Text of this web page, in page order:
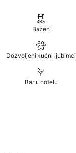
Bazen
Dozvoljeni kućni ljubimci
Bar u hotelu